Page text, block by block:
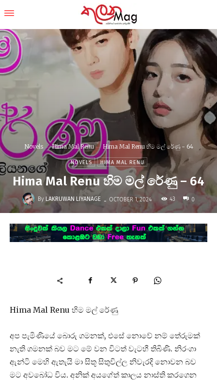
Novels Hima Mal Renu Hima Mal Renu හිම මල් රේණු - 64
NOVELS HIMA MAL RENU
Hima Mal Renu හිම මල් රේණු – 64
By LAKRUWAN LIYANAGE - OCTOBER 1, 2024 43 0
Hima Mal Renu හිම මල් රේණු
අප පැමිණියේ බොරු ගමනක්, එසේ නොවේ නම් තේරුමක්
නැති ගමනක් බව මට මේ වන විටත් වැටහී තිබිණි. නිරංගා
ඇන්ටි මෙහි ඇතැයි මා සිතූ සිතුවිල්ල නිවැරදි නොවන බව
මට අවබෝධ විය. අනික් අයගේත් කාලය නාස්ති කරගෙන